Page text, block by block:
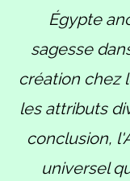
Égypte
sagesse
création chez
les attributs
conclusion,
universel